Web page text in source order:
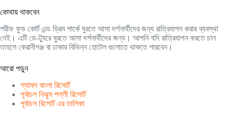
কোথায় থাকবেন
শরীফ ফুড কোর্ট এন্ড ড্রিম পার্কে ঘুরতে আসা দর্শনার্থীদের জন্য রাত্রিযাপন করার ব্যবস্থা
নেই। এটি ডে-ট্যুরে ঘুরতে আসা দর্শনার্থীদের জন্য। আপনি যদি রাত্রিযাপন করতে চান
তাহলে কেরানীগঞ্জ বা ঢাকার বিভিন্ন হোটেল গুলোতে থাকতে পারবেন।
আরো পড়ুন
শ্যামল বাংলা রিসোর্ট
পূর্বাচল নিঝুম পল্লী রিসোর্ট
পূর্বাচল রিসোর্ট এর তালিকা